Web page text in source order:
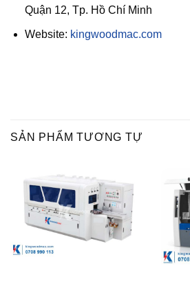
Quận 12, Tp. Hồ Chí Minh
Website: kingwoodmac.com
SẢN PHẨM TƯƠNG TỰ